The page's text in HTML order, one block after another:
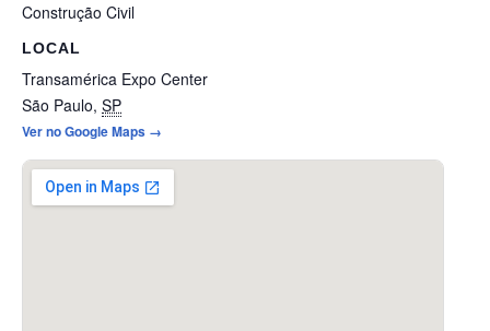
Construção Civil
LOCAL
Transamérica Expo Center
São Paulo, SP
Ver no Google Maps →